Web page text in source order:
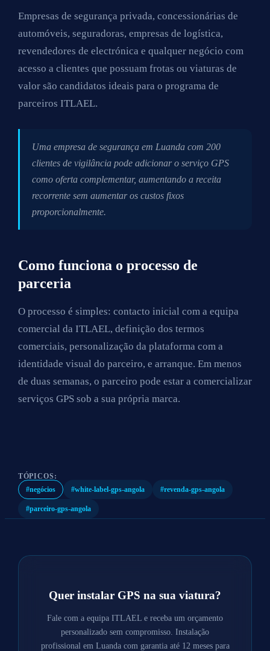
Empresas de segurança privada, concessionárias de
automóveis, seguradoras, empresas de logística,
revendedores de electrónica e qualquer negócio com
acesso a clientes que possuam frotas ou viaturas de
valor são candidatos ideais para o programa de
parceiros ITLAEL.
Uma empresa de segurança em Luanda com 200
clientes de vigilância pode adicionar o serviço GPS
como oferta complementar, aumentando a receita
recorrente sem aumentar os custos fixos
proporcionalmente.
Como funciona o processo de
parceria
O processo é simples: contacto inicial com a equipa
comercial da ITLAEL, definição dos termos
comerciais, personalização da plataforma com a
identidade visual do parceiro, e arranque. Em menos
de duas semanas, o parceiro pode estar a comercializar
serviços GPS sob a sua própria marca.
TÓPICOS:
#negócios #white-label-gps-angola #revenda-gps-angola
#parceiro-gps-angola
Quer instalar GPS na sua viatura?
Fale com a equipa ITLAEL e receba um orçamento
personalizado sem compromisso. Instalação
profissional em Luanda com garantia até 12 meses para